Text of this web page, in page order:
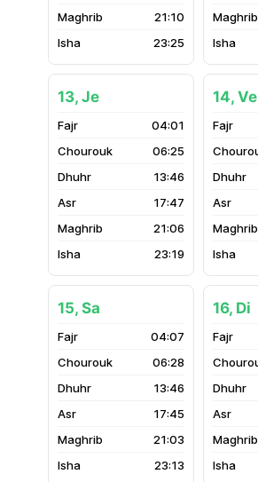
21:10
23:25
13, Je
04:01
06:25
13:46
17:47
21:06
23:19
14, Ve
15, Sa
04:07
06:28
13:46
17:45
21:03
23:13
16, Di